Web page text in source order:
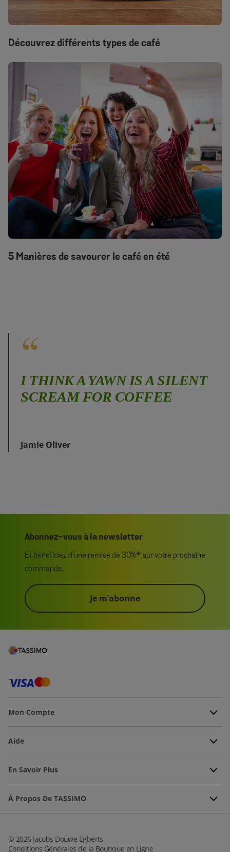
Découvrez différents types de café
5 Manières de savourer le café en été
I THINK A YAWN IS A SILENT
SCREAM FOR COFFEE
Jamie Oliver
Abonnez-vous à la newsletter
Et bénéficiez d’une remise de 30%* sur votre prochaine
commande.
Je m’abonne
Mon Compte
Aide
En Savoir Plus
À Propos De TASSIMO
© 2026Jacobs Douwe Egberts
Conditions Générales de la Boutique en Ligne